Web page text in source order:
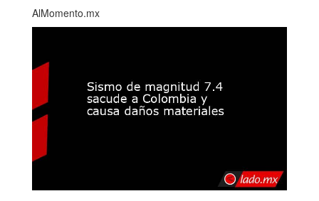
AlMomento.mx